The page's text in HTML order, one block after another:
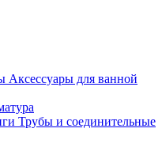
Аксессуары для ванной
Трубы и соединительные